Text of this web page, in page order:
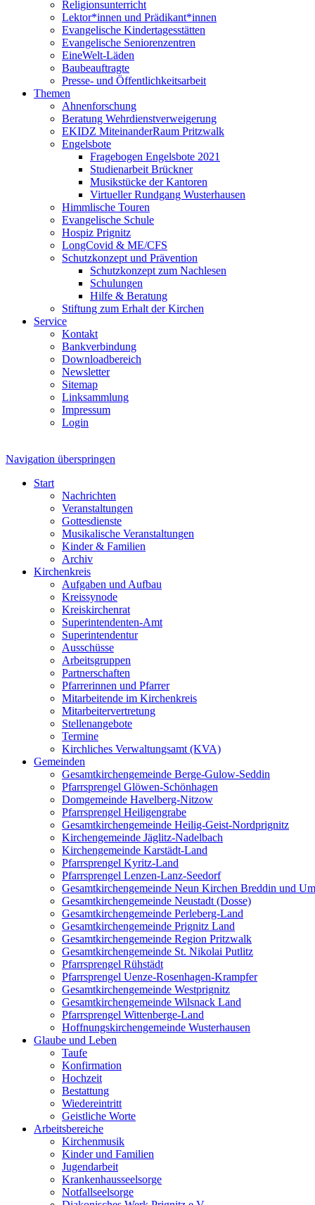
Religionsunterricht
Lektor*innen und Prädikant*innen
Evangelische Kindertagesstätten
Evangelische Seniorenzentren
EineWelt-Läden
Baubeauftragte
Presse- und Öffentlichkeitsarbeit
Themen
Ahnenforschung
Beratung Wehrdienstverweigerung
EKIDZ MiteinanderRaum Pritzwalk
Engelsbote
Fragebogen Engelsbote 2021
Studienarbeit Brückner
Musikstücke der Kantoren
Virtueller Rundgang Wusterhausen
Himmlische Touren
Evangelische Schule
Hospiz Prignitz
LongCovid & ME/CFS
Schutzkonzept und Prävention
Schutzkonzept zum Nachlesen
Schulungen
Hilfe & Beratung
Stiftung zum Erhalt der Kirchen
Service
Kontakt
Bankverbindung
Downloadbereich
Newsletter
Sitemap
Linksammlung
Impressum
Login
Navigation überspringen
Start
Nachrichten
Veranstaltungen
Gottesdienste
Musikalische Veranstaltungen
Kinder & Familien
Archiv
Kirchenkreis
Aufgaben und Aufbau
Kreissynode
Kreiskirchenrat
Superintendenten-Amt
Superintendentur
Ausschüsse
Arbeitsgruppen
Partnerschaften
Pfarrerinnen und Pfarrer
Mitarbeitende im Kirchenkreis
Mitarbeitervertretung
Stellenangebote
Termine
Kirchliches Verwaltungsamt (KVA)
Gemeinden
Gesamtkirchengemeinde Berge-Gulow-Seddin
Pfarrsprengel Glöwen-Schönhagen
Domgemeinde Havelberg-Nitzow
Pfarrsprengel Heiligengrabe
Gesamtkirchengemeinde Heilig-Geist-Nordprignitz
Kirchengemeinde Jäglitz-Nadelbach
Kirchengemeinde Karstädt-Land
Pfarrsprengel Kyritz-Land
Pfarrsprengel Lenzen-Lanz-Seedorf
Gesamtkirchengemeinde Neun Kirchen Breddin und
Gesamtkirchengemeinde Neustadt (Dosse)
Gesamtkirchengemeinde Perleberg-Land
Gesamtkirchengemeinde Prignitz Land
Gesamtkirchengemeinde Region Pritzwalk
Gesamtkirchengemeinde St. Nikolai Putlitz
Pfarrsprengel Rühstädt
Pfarrsprengel Uenze-Rosenhagen-Krampfer
Gesamtkirchengemeinde Westprignitz
Gesamtkirchengemeinde Wilsnack Land
Pfarrsprengel Wittenberge-Land
Hoffnungskirchengemeinde Wusterhausen
Glaube und Leben
Taufe
Konfirmation
Hochzeit
Bestattung
Wiedereintritt
Geistliche Worte
Arbeitsbereiche
Kirchenmusik
Kinder und Familien
Jugendarbeit
Krankenhausseelsorge
Notfallseelsorge